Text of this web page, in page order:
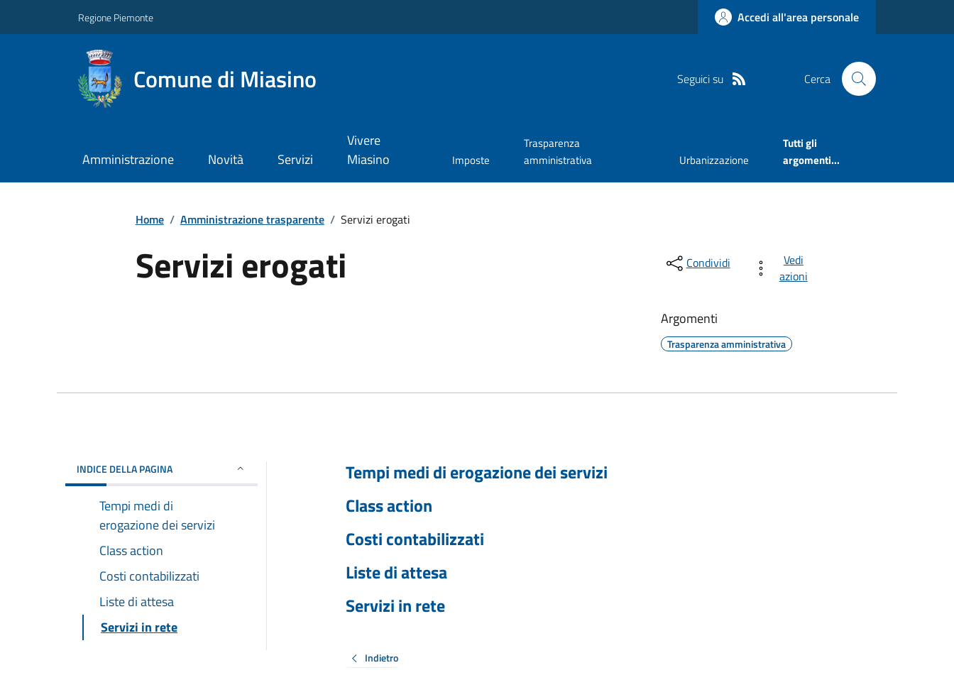
Regione Piemonte Accedi all'area personale
Comune di Miasino Seguici su Cerca
Amministrazione Novità Servizi
Vivere
Miasino
Imposte
Trasparenza
amministrativa
Urbanizzazione
Tutti gli
argomenti...
Home / Amministrazione trasparente / Servizi erogati
Servizi erogati Condividi
Vedi
azioni
Argomenti
Trasparenza amministrativa
INDICE DELLA PAGINA
Tempi medi di
erogazione dei servizi
Class action
Costi contabilizzati
Liste di attesa
Servizi in rete
Tempi medi di erogazione dei servizi
Class action
Costi contabilizzati
Liste di attesa
Servizi in rete
Indietro